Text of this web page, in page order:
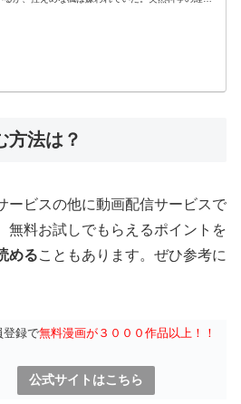
方法は？
ービスの他に動画配信サービスで
無料お試しでもらえるポイントを
めることもあります。ぜひ参考に
登録で無料漫画が３０００作品以上！！
公式サイトはこちら